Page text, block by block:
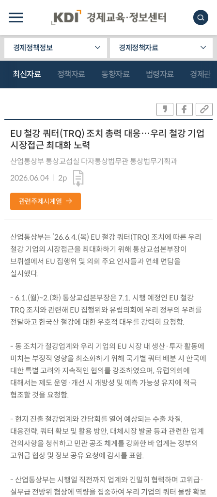
경제정책정보 경제정책자료
최신자료 정책자료 동향자료 법령자료 경제관
EU 철강 쿼터(TRQ) 조치 총력 대응…우리 철강 기업
시장접근 최대화 노력
산업통상부 통상교섭실 다자통상법무관 통상법무기획과
2026.06.04
2p
관련주제시계열
산업통상부는 ’26.6.4.(목) EU 철강 쿼터(TRQ) 조치에 따른 우리
철강 기업의 시장접근을 최대화하기 위해 통상교섭본부장이
브뤼셀에서 EU 집행위 및 의회 주요 인사들과 연쇄 면담을
실시했다.
- 6.1.(월)~2.(화) 통상교섭본부장은 7.1. 시행 예정인 EU 철강
TRQ 조치와 관련해 EU 집행위와 유럽의회에 우리 정부의 우려를
전달하고 한국산 철강에 대한 우호적 대우를 강력히 요청함.
- 동 조치가 철강업계와 우리 기업의 EU 시장 내 생산·투자 활동에
미치는 부정적 영향을 최소화하기 위해 국가별 쿼터 배분 시 한국에
대한 특별 고려와 지속적인 협의를 강조하였으며, 유럽의회에
대해서는 제도 운영·개선 시 개방성 및 예측 가능성 유지에 적극
협조할 것을 요청함.
- 현지 진출 철강업계와 간담회를 열어 예상되는 수출 차질,
대응전략, 쿼터 확보 및 활용 방안, 대체시장 발굴 등과 관련한 업계
건의사항을 청취하고 민관 공조 체계를 강화한 바 업계는 정부의
고위급 협상 및 정보 공유 요청에 감사를 표함.
- 산업통상부는 시행일 직전까지 업계와 긴밀히 협력하며 고위급·
실무급 전방위 협상에 역량을 집중하여 우리 기업의 쿼터 물량 확보